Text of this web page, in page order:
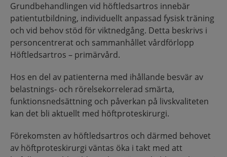
Grundbehandlingen vid höftledsartros innebär
patientutbildning, individuellt anpassad fysisk träning
och vid behov stöd för viktnedgång. Detta beskrivs i
personcentrerat och sammanhållet vårdförlopp
Höftledsartros – primärvård.
Hos en del av patienterna med ihållande besvär av
belastnings- och rörelsekorrelerad smärta,
funktionsnedsättning och påverkan på livskvaliteten
kan det bli aktuellt med höftproteskirurgi.
Förekomsten av höftledsartros och därmed behovet
av höftproteskirurgi väntas öka i takt med att